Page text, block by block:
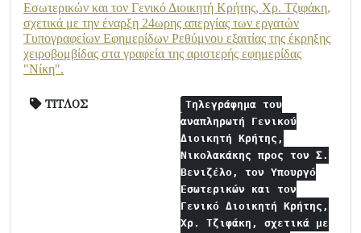
Εσωτερικών και τον Γενικό Διοικητή Κρήτης, Χρ. Τζιφάκη,
σχετικά με την έναρξη 24ωρης απεργίας των εργατών
Τυπογραφείων Εφημερίδων Ρεθύμνου εξαιτίας της έκρηξης
χειροβομβίδας στα γραφεία της αριστερής εφημερίδας
"Νίκη".
ΤΙΤΛΟΣ
Τηλεγράφημα του
αναπληρωτή Γενικού
Διοικητή Κρήτης,
Νικολακάκης προς τον Σ.
Βενιζέλο, τον Υπουργό
Εσωτερικών και τον
Γενικό Διοικητή Κρήτης,
Χρ. Τζιφάκη, σχετικά με